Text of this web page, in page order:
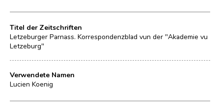
Titel der Zeitschriften
Letzeburger Parnass. Korrespondenzblad vun der "Akademie vu
Letzeburg"
Verwendete Namen
Lucien Koenig